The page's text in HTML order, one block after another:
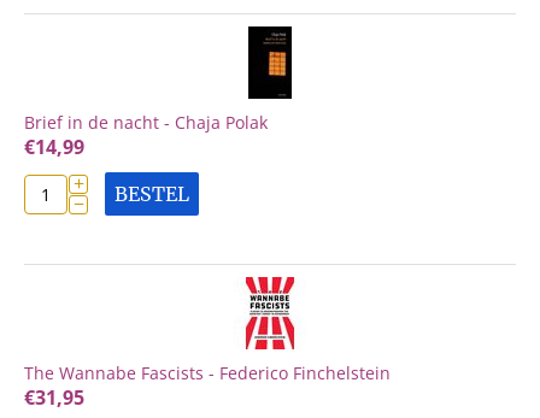
Brief in de nacht - Chaja Polak
€14,99
+
− BESTEL
The Wannabe Fascists - Federico Finchelstein
€31,95